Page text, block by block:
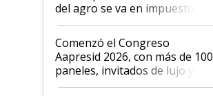
del agro se va en impuestos:
"No es bueno que en
Argentina se sigan discutiendo
las mismas cosas de hace 50
años"
Comenzó el Congreso
Aapresid 2026, con más de 100
paneles, invitados de lujo y
todas las tendencias